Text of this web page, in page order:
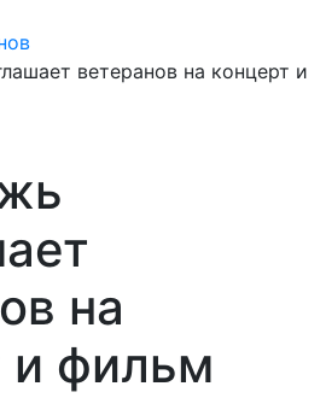
ветеранов на концерт и
на
и фильм